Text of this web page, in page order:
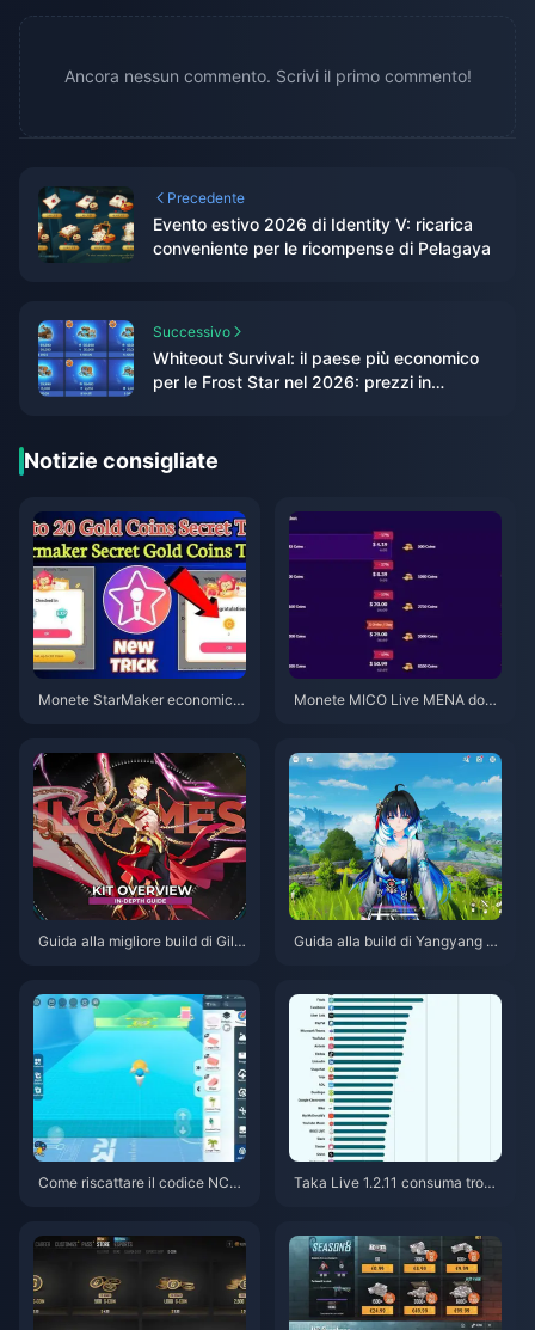
Ancora nessun commento. Scrivi il primo commento!
Precedente
Evento estivo 2026 di Identity V: ricarica
conveniente per le ricompense di Pelagaya
Successivo
Whiteout Survival: il paese più economico
per le Frost Star nel 2026: prezzi in
Notizie consigliate
Monete StarMaker economich
Monete MICO Live MENA dopo
Guida alla migliore build di Gilg
Guida alla build di Yangyang X
Come riscattare il codice NCR
Taka Live 1.2.11 consuma tropp
ioni